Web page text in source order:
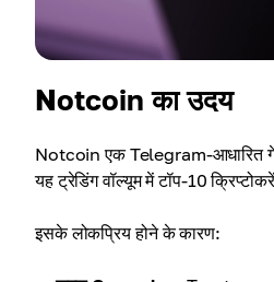
Notcoin का उदय
Notcoin एक Telegram-आधारित
यह ट्रेडिंग वॉल्यूम में टॉप-10
इसके लोकप्रिय होने के कारण: